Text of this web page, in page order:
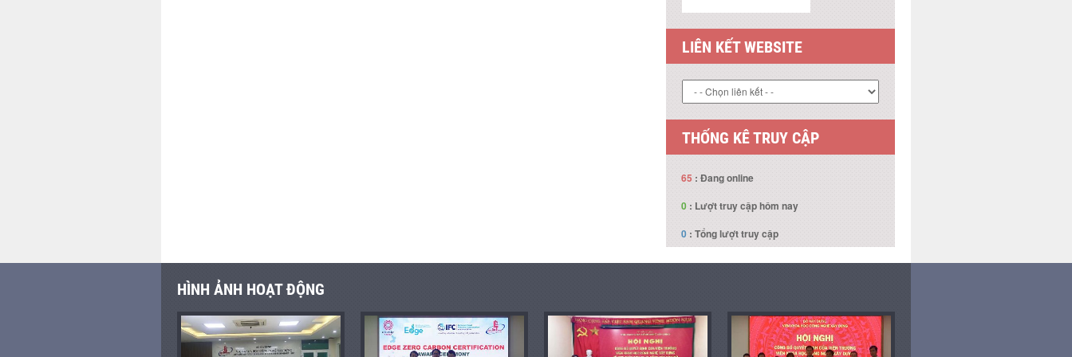
LIÊN KẾT WEBSITE
THỐNG KÊ TRUY CẬP
65 : Đang online
0 : Lượt truy cập hôm nay
0 : Tổng lượt truy cập
HÌNH ẢNH HOẠT ĐỘNG